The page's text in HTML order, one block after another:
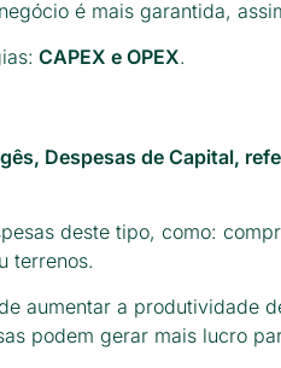
é mais garantida,
CAPEX e OPEX.
Despesas de Capital,
deste tipo, como:
terrenos.
aumentar a produtividade
podem gerar mais lucro